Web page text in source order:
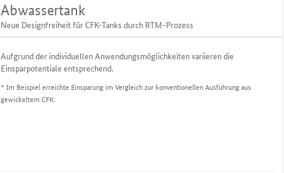
Abwassertank
Neue Designfreiheit für CFK-Tanks durch RTM-Prozess
Aufgrund der individuellen Anwendungsmöglichkeiten variieren die
Einsparpotentiale entsprechend.
* Im Beispiel erreichte Einsparung im Vergleich zur konventionellen Ausführung aus
gewickeltem CFK: